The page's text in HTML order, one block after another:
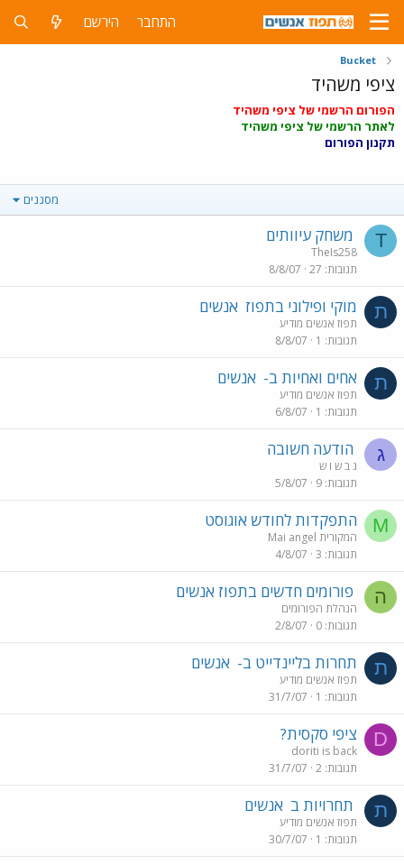
התחבר הירשם
Bucket
ציפי משהיד
הפורום הרשמי של ציפי משהיד
לאתר הרשמי של ציפי משהיד
תקנון הפורום
מסננים
T משחק עיוותים
TheIs258
תגובות 27
8/8/07
ת מוקי ופילוני בתפוז אנשים
תפוז אנשים מודיע
תגובות 1
8/8/07
ת אחים ואחיות ב- אנשים
תפוז אנשים מודיע
תגובות 1
6/8/07
ג הודעה חשובה
ג ב ש ו ש
תגובות 9
5/8/07
M התפקדות לחודש אוגוסט
Mai angel המקורית
תגובות 3
4/8/07
ה פורומים חדשים בתפוז אנשים
הנהלת הפורומים
תגובות 0
2/8/07
ת תחרות בליינדייט ב- אנשים
תפוז אנשים מודיע
תגובות 1
31/7/07
D ציפי סקסית?
doriti is back
תגובות 2
31/7/07
ת תחרויות ב אנשים
תפוז אנשים מודיע
תגובות 1
30/7/07